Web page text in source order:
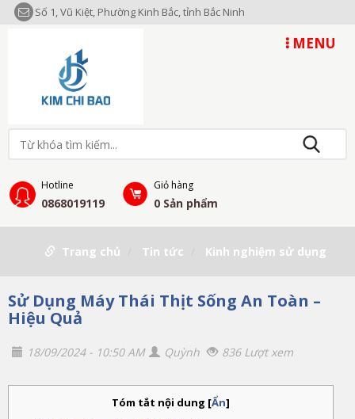
Số 1, Vũ Kiệt, Phường Kinh Bắc, tỉnh Bắc Ninh
MENU
Hotline
0868019119
Giỏ hàng
0 Sản phẩm
Trang chủ Tin tức Kinh nghiệm sử dụng
Sử Dụng Máy Thái Thịt Sống An Toàn –
Hiệu Quả
18/09/2024 - 10:50 AM Quỳnh 836 Lượt xem
Tóm tắt nội dung [Ẩn]